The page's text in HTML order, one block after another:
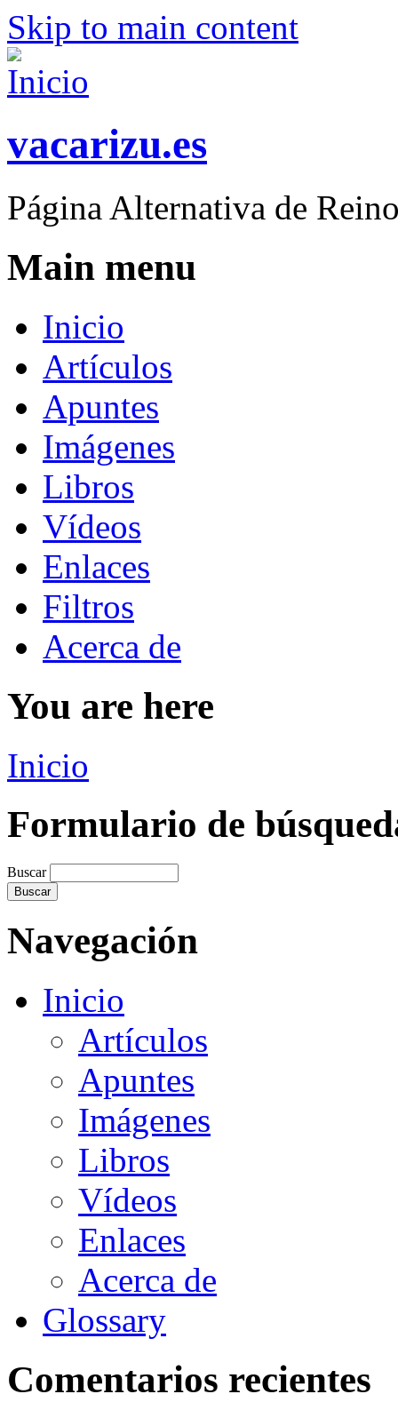
Skip to main content
vacarizu.es
Página Alternativa de
Main menu
Inicio
Artículos
Apuntes
Imágenes
Libros
Vídeos
Enlaces
Filtros
Acerca de
You are here
Inicio
Formulario de
Buscar
Navegación
Inicio
Artículos
Apuntes
Imágenes
Libros
Vídeos
Enlaces
Acerca de
Glossary
Comentarios recientes